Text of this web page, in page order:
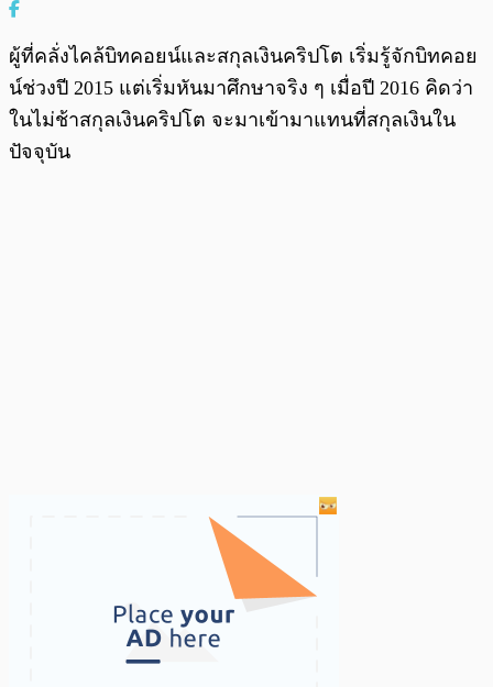
ผู้ที่คลั่งไคล้บิทคอยน์และสกุลเงินคริปโต เริ่มรู้จักบิทคอย
น์ช่วงปี 2015 แต่เริ่มหันมาศึกษาจริง ๆ เมื่อปี 2016 คิดว่า
ในไม่ช้าสกุลเงินคริปโต จะมาเข้ามาแทนที่สกุลเงินใน
ปัจจุบัน